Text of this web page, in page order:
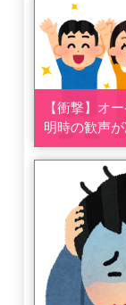
【衝撃】オ
明時の歓声